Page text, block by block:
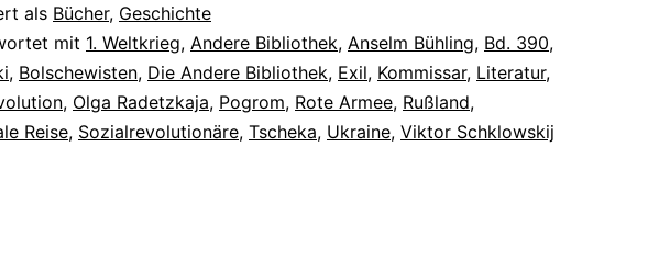
als Bücher, Geschichte
mit 1. Weltkrieg, Andere Bibliothek, Anselm Bühling, Bd. 390,
, Bolschewisten, Die Andere Bibliothek, Exil, Kommissar, Literatur,
, Olga Radetzkaja, Pogrom, Rote Armee, Rußland,
Reise, Sozialrevolutionäre, Tscheka, Ukraine, Viktor Schklowskij